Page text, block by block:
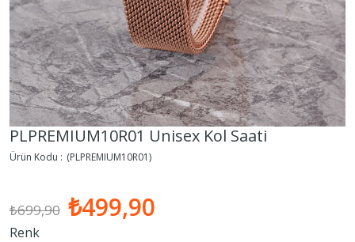
PLPREMIUM10R01 Unisex Kol Saati
(PLPREMIUM10R01)
₺699,90 ₺499,90
Renk